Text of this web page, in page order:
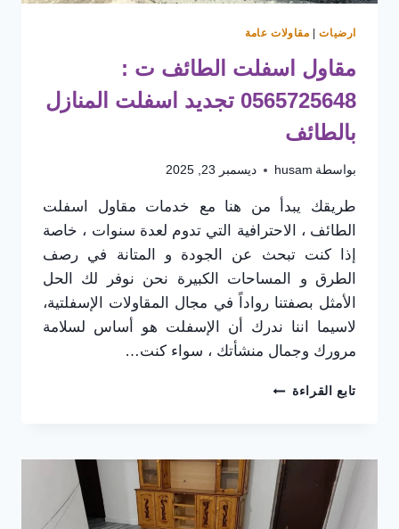
ارضيات| مقاولات عامة
مقاول اسفلت الطائف ت :
0565725648 تجديد اسفلت المنازل
بالطائف
بواسطة husam ديسمبر 23, 2025
طريقك يبدأ من هنا مع خدمات مقاول اسفلت
الطائف ، الاحترافية التي تدوم لعدة سنوات ، خاصة
إذا كنت تبحث عن الجودة و المتانة في رصف
الطرق و المساحات الكبيرة نحن نوفر لك الحل
الأمثل بصفتنا رواداً في مجال المقاولات الإسفلتية،
لاسيما اننا ندرك أن الإسفلت هو أساس لسلامة
مرورك وجمال منشأتك ، سواء كنت…
تابع القراءة مقاول
:
0565725648
تجديد
اسفلت